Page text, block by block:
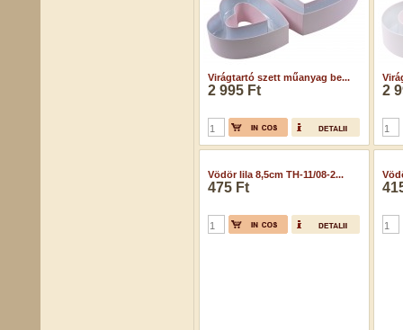
Virágtartó szett műanyag be...
2 995 Ft 2